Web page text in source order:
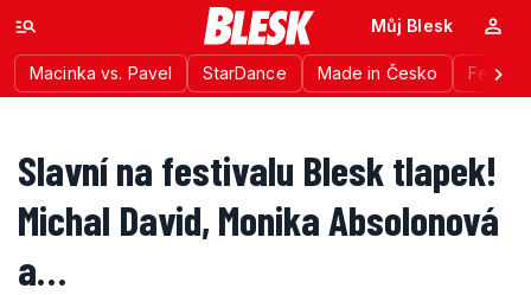
Macinka vs. Pavel StarDance Made in Česko
Můj Blesk
Slavní na festivalu Blesk tlapek!
Michal David, Monika Absolonová
a…